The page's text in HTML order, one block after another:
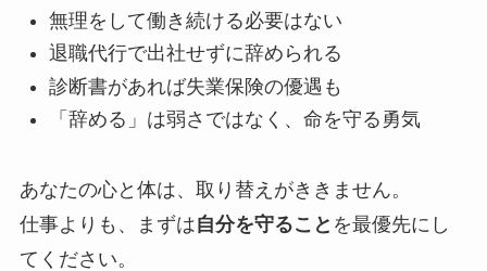
無理をして働き続ける必要はない
退職代行で出社せずに辞められる
診断書があれば失業保険の優遇も
「辞める」は弱さではなく、命を守る勇気
あなたの心と体は、取り替えがききません。
仕事よりも、まずは自分を守ること を最優先にし
てください。